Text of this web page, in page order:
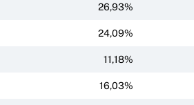
26,93%
24,09%
11,18%
16,03%